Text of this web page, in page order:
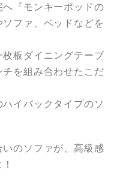
『モンキーポッドの
ファ、ベッドなどを
板ダイニングテーブ
を組み合わせたこだ
イバックタイプのソ
のソファが、高級感